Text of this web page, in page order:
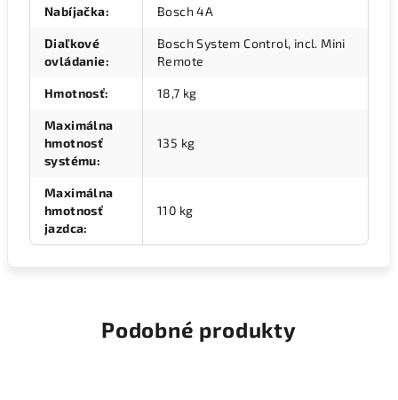
Nabíjačka: Bosch 4A
Diaľkové
ovládanie:
Bosch System Control, incl. Mini
Remote
Hmotnosť: 18,7 kg
Maximálna
hmotnosť
systému:
135 kg
Maximálna
hmotnosť
jazdca:
110 kg
Podobné produkty